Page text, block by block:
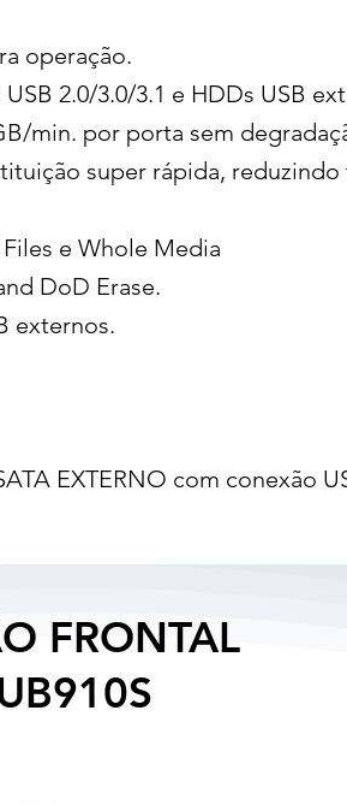
operação.
2.0/3.0/3.1 e HDDs USB
min. por porta sem
super rápida,
e Whole Media
DoD Erase.
externos.
EXTERNO com conexão
FRONTAL